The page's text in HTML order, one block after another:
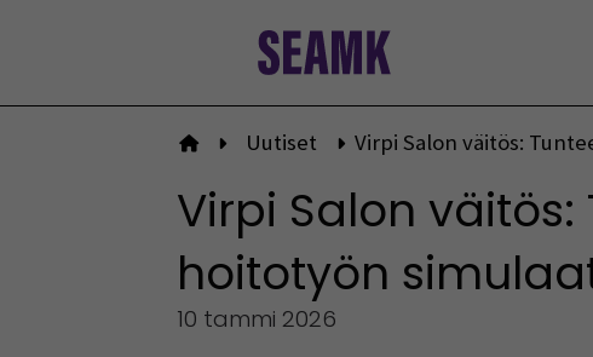
Etusivulle
Uutiset Virpi Salon väitös:
Virpi Salon
hoitotyön
10 tammi 2026